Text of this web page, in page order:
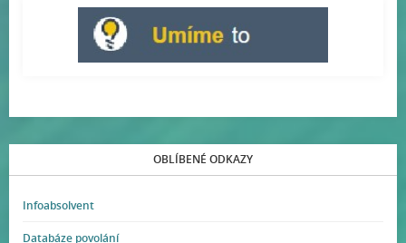
OBLÍBENÉ ODKAZY
Infoabsolvent
Databáze povolání